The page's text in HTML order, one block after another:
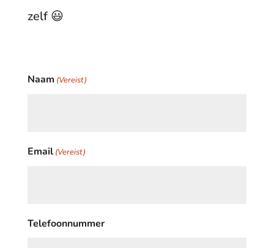
zelf 😃
Naam (Vereist)
Email (Vereist)
Telefoonnummer